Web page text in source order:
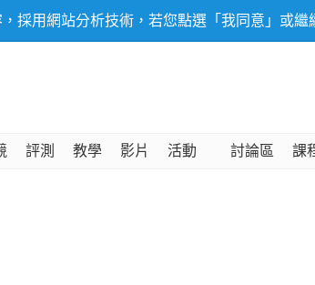
採用網站分析技術，若您點選「我同意」或
評測 教學 影片 活動 討論區 課